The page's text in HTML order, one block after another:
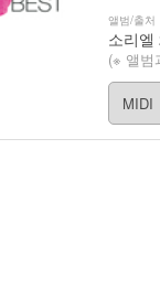
앨범/출처
(※ 앨범